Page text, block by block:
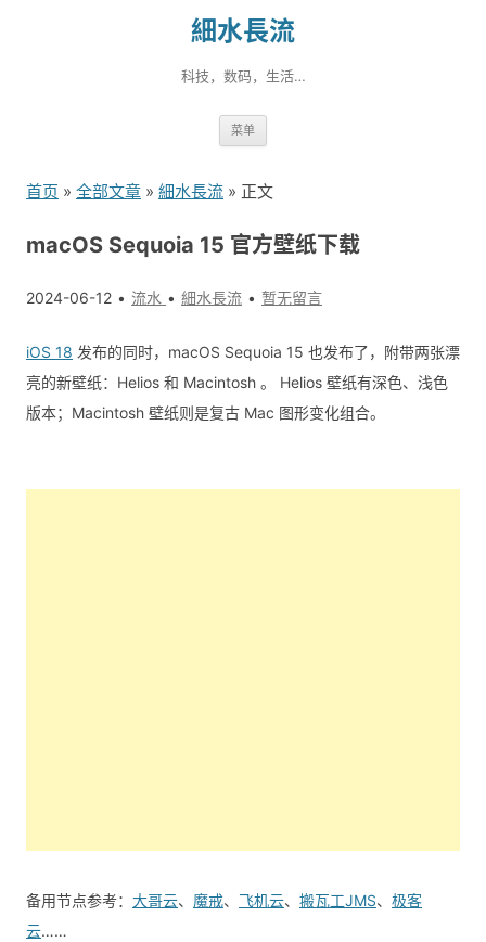
細水長流
科技，数码，生活…
菜单
到
容
首页 » 全部文章 » 細水長流 » 正文
macOS Sequoia 15 官方壁纸下载
2024-06-12 流水 細水長流 暂无留言
iOS 18 发布的同时，macOS Sequoia 15 也发布了，附带两张漂
亮的新壁纸：Helios 和 Macintosh 。 Helios 壁纸有深色、浅色
版本；Macintosh 壁纸则是复古 Mac 图形变化组合。
备用节点参考： 大哥云、 魔戒、 飞机云、 搬瓦工JMS、 极客
云……